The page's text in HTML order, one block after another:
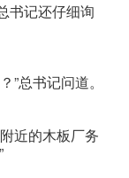
书记还仔细询
”总书记问道。
近的木板厂务